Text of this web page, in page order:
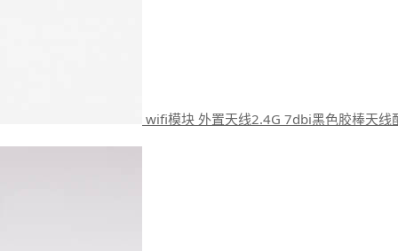
wifi模块 外置天线2.4G 7dbi黑色胶棒天线